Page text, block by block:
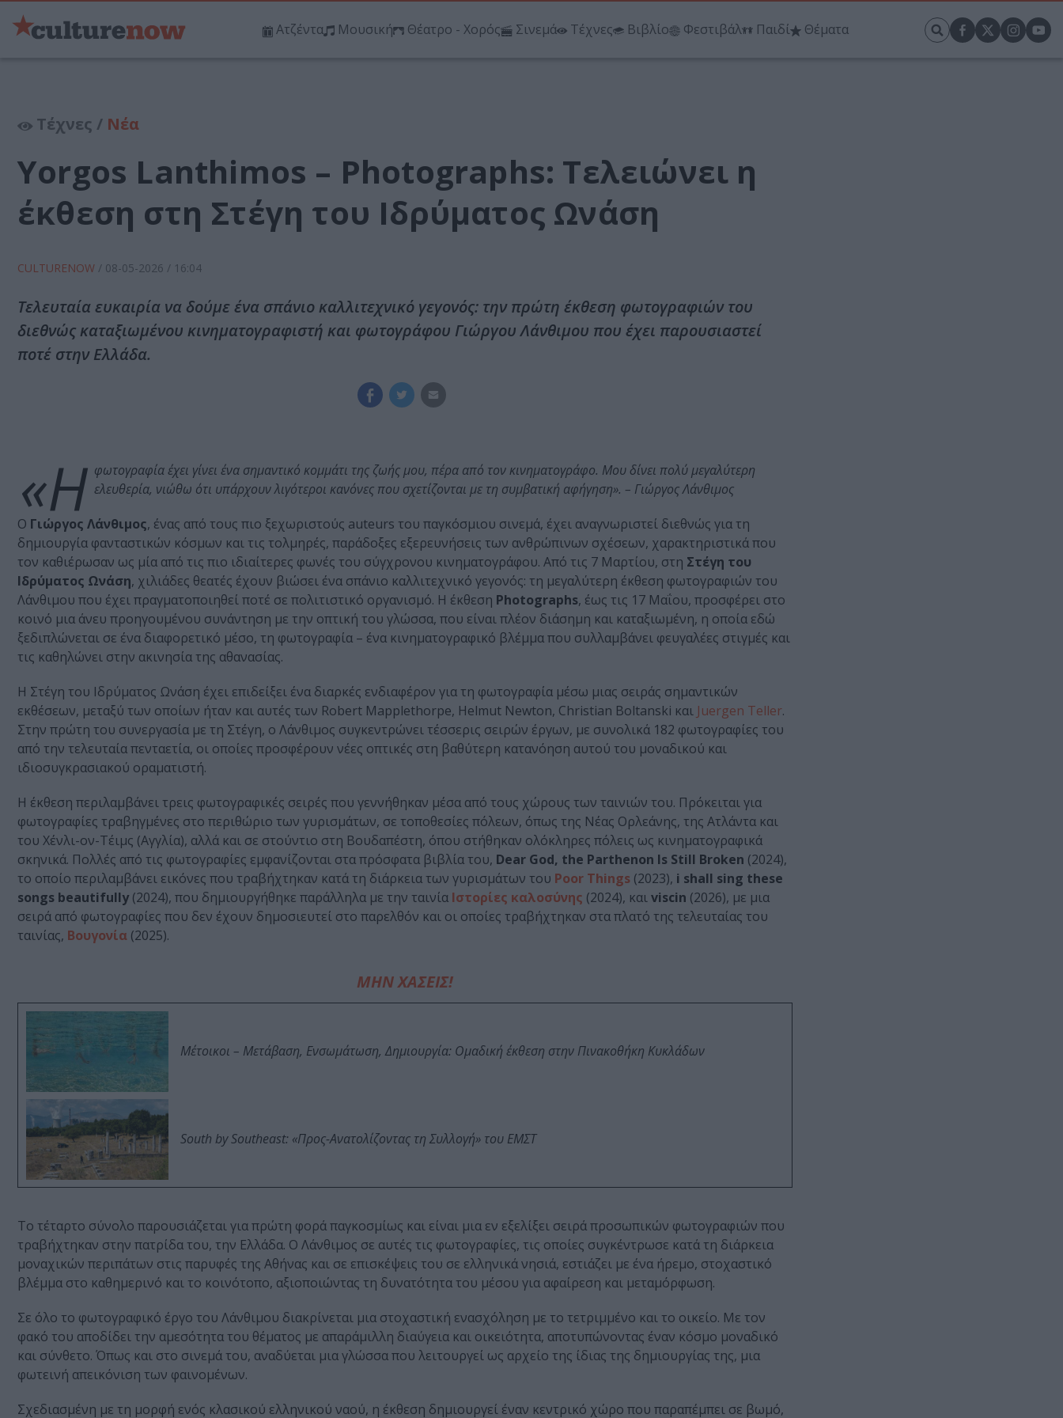
Ατζέντα Μουσική Θέατρο - Χορός Σινεμά Τέχνες Βιβλίο Φεστιβάλ Παιδί Θέματα
Τέχνες / Νέα
Yorgos Lanthimos – Photographs: Τελειώνει η
έκθεση στη Στέγη του Ιδρύματος Ωνάση
CULTURENOW / 08-05-2026 / 16:04
Τελευταία ευκαιρία να δούμε ένα σπάνιο καλλιτεχνικό γεγονός: την πρώτη έκθεση φωτογραφιών του
διεθνώς καταξιωμένου κινηματογραφιστή και φωτογράφου Γιώργου Λάνθιμου που έχει παρουσιαστεί
ποτέ στην Ελλάδα.
«Η φωτογραφία έχει γίνει ένα σημαντικό κομμάτι της ζωής μου, πέρα από τον κινηματογράφο. Μου δίνει πολύ μεγαλύτερη
ελευθερία, νιώθω ότι υπάρχουν λιγότεροι κανόνες που σχετίζονται με τη συμβατική αφήγηση». – Γιώργος Λάνθιμος
Ο Γιώργος Λάνθιμος, ένας από τους πιο ξεχωριστούς auteurs του παγκόσμιου σινεμά, έχει αναγνωριστεί διεθνώς για τη
δημιουργία φανταστικών κόσμων και τις τολμηρές, παράδοξες εξερευνήσεις των ανθρώπινων σχέσεων, χαρακτηριστικά που
τον καθιέρωσαν ως μία από τις πιο ιδιαίτερες φωνές του σύγχρονου κινηματογράφου. Από τις 7 Μαρτίου, στη Στέγη του
Ιδρύματος Ωνάση, χιλιάδες θεατές έχουν βιώσει ένα σπάνιο καλλιτεχνικό γεγονός: τη μεγαλύτερη έκθεση φωτογραφιών του
Λάνθιμου που έχει πραγματοποιηθεί ποτέ σε πολιτιστικό οργανισμό. Η έκθεση Photographs, έως τις 17 Μαΐου, προσφέρει στο
κοινό μια άνευ προηγουμένου συνάντηση με την οπτική του γλώσσα, που είναι πλέον διάσημη και καταξιωμένη, η οποία εδώ
ξεδιπλώνεται σε ένα διαφορετικό μέσο, τη φωτογραφία – ένα κινηματογραφικό βλέμμα που συλλαμβάνει φευγαλέες στιγμές και
τις καθηλώνει στην ακινησία της αθανασίας.
Η Στέγη του Ιδρύματος Ωνάση έχει επιδείξει ένα διαρκές ενδιαφέρον για τη φωτογραφία μέσω μιας σειράς σημαντικών
εκθέσεων, μεταξύ των οποίων ήταν και αυτές των Robert Mapplethorpe, Helmut Newton, Christian Boltanski και Juergen Teller.
Στην πρώτη του συνεργασία με τη Στέγη, ο Λάνθιμος συγκεντρώνει τέσσερις σειρών έργων, με συνολικά 182 φωτογραφίες του
από την τελευταία πενταετία, οι οποίες προσφέρουν νέες οπτικές στη βαθύτερη κατανόηση αυτού του μοναδικού και
ιδιοσυγκρασιακού οραματιστή.
Η έκθεση περιλαμβάνει τρεις φωτογραφικές σειρές που γεννήθηκαν μέσα από τους χώρους των ταινιών του. Πρόκειται για
φωτογραφίες τραβηγμένες στο περιθώριο των γυρισμάτων, σε τοποθεσίες πόλεων, όπως της Νέας Ορλεάνης, της Ατλάντα και
του Χένλι-ον-Τέιμς (Αγγλία), αλλά και σε στούντιο στη Βουδαπέστη, όπου στήθηκαν ολόκληρες πόλεις ως κινηματογραφικά
σκηνικά. Πολλές από τις φωτογραφίες εμφανίζονται στα πρόσφατα βιβλία του, Dear God, the Parthenon Is Still Broken (2024),
το οποίο περιλαμβάνει εικόνες που τραβήχτηκαν κατά τη διάρκεια των γυρισμάτων του Poor Things (2023), i shall sing these
songs beautifully (2024), που δημιουργήθηκε παράλληλα με την ταινία Ιστορίες καλοσύνης (2024), καιviscin (2026), με μια
σειρά από φωτογραφίες που δεν έχουν δημοσιευτεί στο παρελθόν και οι οποίες τραβήχτηκαν στα πλατό της τελευταίας του
ταινίας, Βουγονία (2025).
ΜΗΝ ΧΑΣΕΙΣ!
Μέτοικοι – Μετάβαση, Ενσωμάτωση, Δημιουργία: Ομαδική έκθεση στην Πινακοθήκη Κυκλάδων
South by Southeast: «Προς-Ανατολίζοντας τη Συλλογή» του ΕΜΣΤ
Το τέταρτο σύνολο παρουσιάζεται για πρώτη φορά παγκοσμίως και είναι μια εν εξελίξει σειρά προσωπικών φωτογραφιών που
τραβήχτηκαν στην πατρίδα του, την Ελλάδα. Ο Λάνθιμος σε αυτές τις φωτογραφίες, τις οποίες συγκέντρωσε κατά τη διάρκεια
μοναχικών περιπάτων στις παρυφές της Αθήνας και σε επισκέψεις του σε ελληνικά νησιά, εστιάζει με ένα ήρεμο, στοχαστικό
βλέμμα στο καθημερινό και το κοινότοπο, αξιοποιώντας τη δυνατότητα του μέσου για αφαίρεση και μεταμόρφωση.
Σε όλο το φωτογραφικό έργο του Λάνθιμου διακρίνεται μια στοχαστική ενασχόληση με το τετριμμένο και το οικείο. Με τον
φακό του αποδίδει την αμεσότητα του θέματος με απαράμιλλη διαύγεια και οικειότητα, αποτυπώνοντας έναν κόσμο μοναδικό
και σύνθετο. Όπως και στο σινεμά του, αναδύεται μια γλώσσα που λειτουργεί ως αρχείο της ίδιας της δημιουργίας της, μια
φωτεινή απεικόνιση των φαινομένων.
Σχεδιασμένη με τη μορφή ενός κλασικού ελληνικού ναού, η έκθεση δημιουργεί έναν κεντρικό χώρο που παραπέμπει σε βωμό,